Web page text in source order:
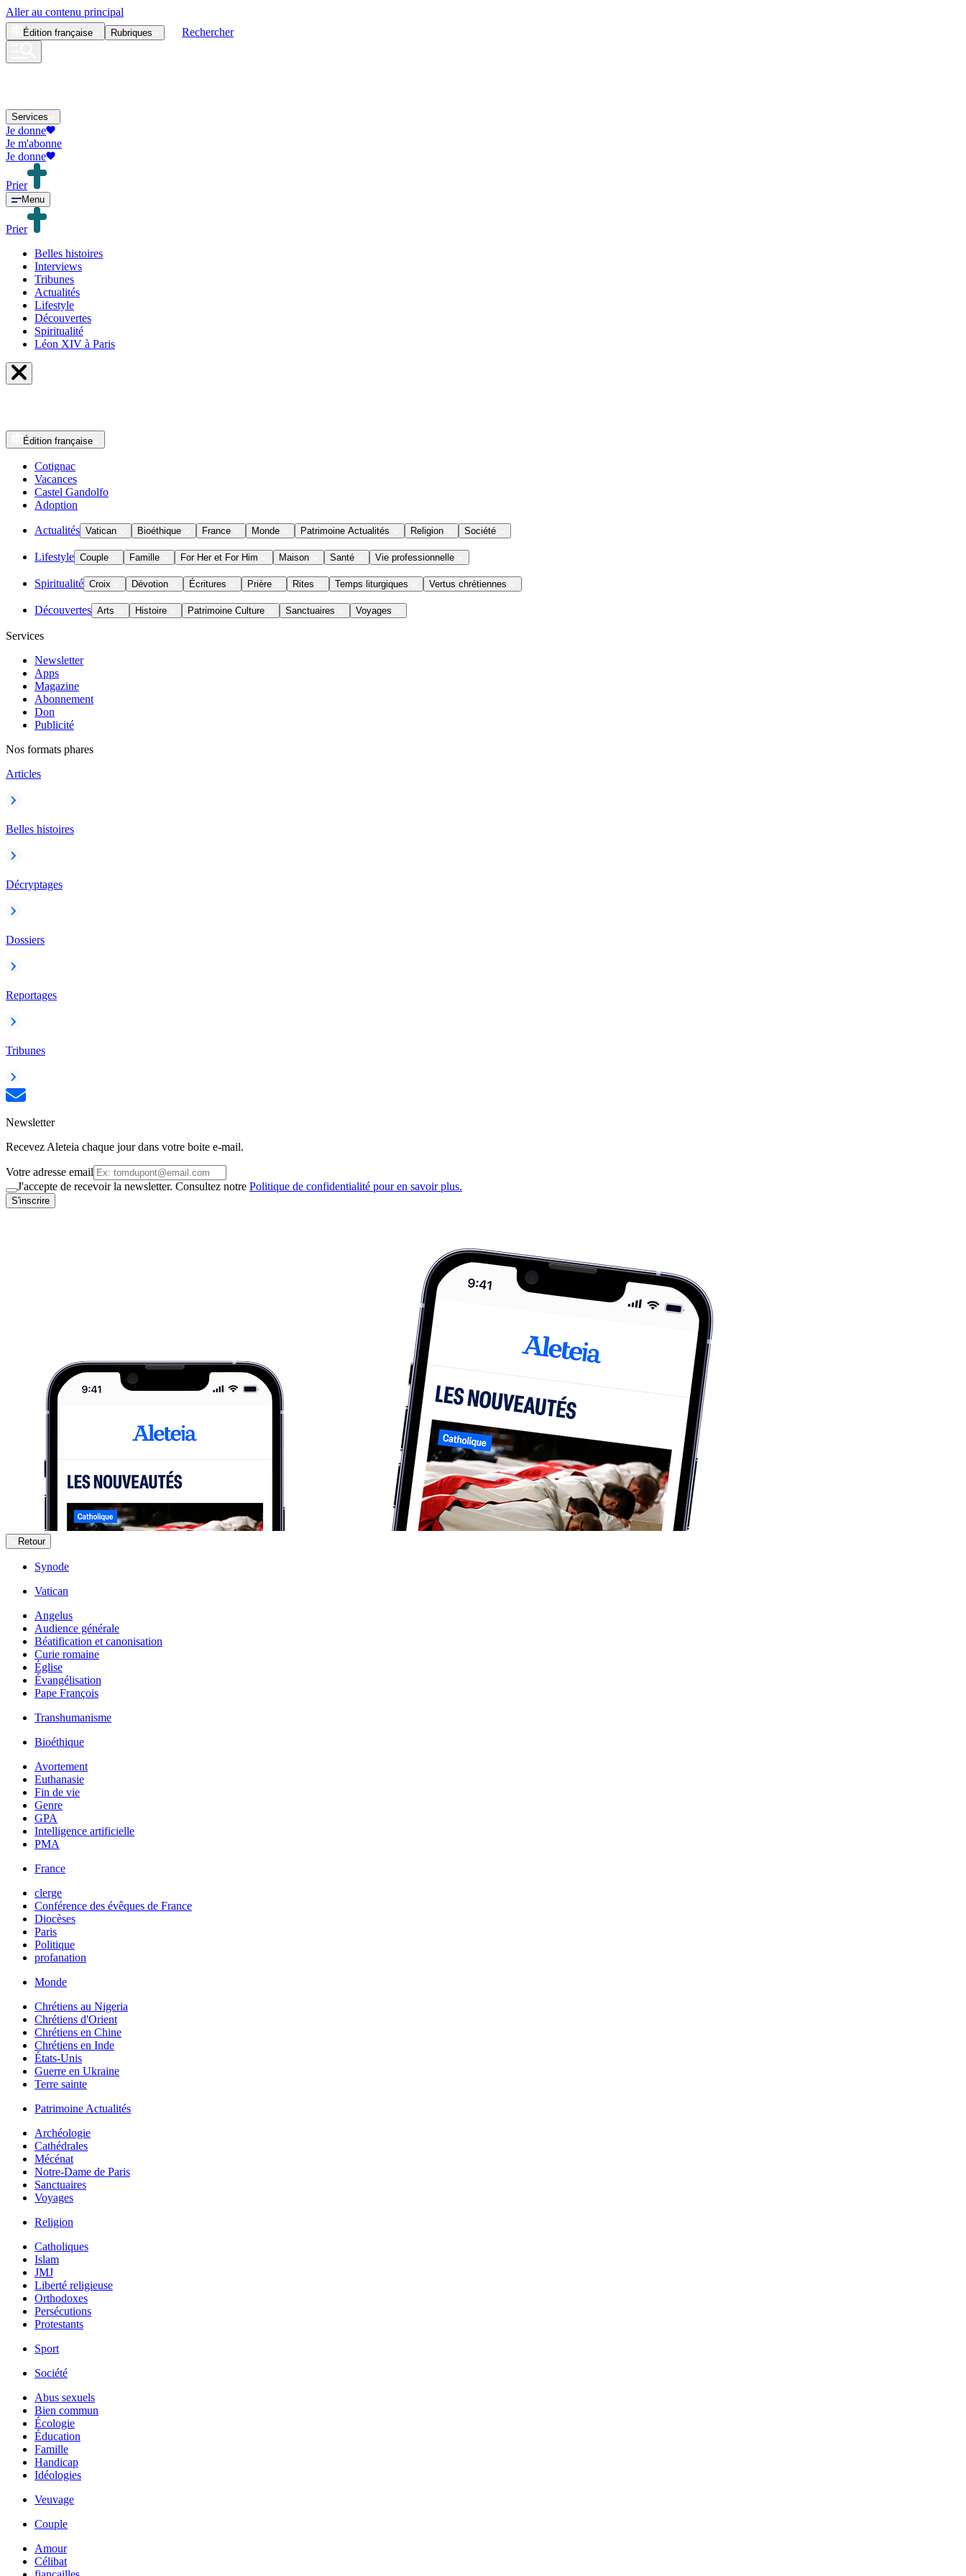
Aller au contenu principal
Édition française Rubriques Rechercher
Services
Je donne
Je m'abonne
Je donne
Prier
Menu
Prier
Belles histoires
Interviews
Tribunes
Actualités
Lifestyle
Découvertes
Spiritualité
Léon XIV à Paris
Édition française
Cotignac
Vacances
Castel Gandolfo
Adoption
Actualités Vatican Bioéthique France Monde Patrimoine Actualités Religion Société
Lifestyle Couple Famille For Her et For Him Maison Santé Vie professionnelle
Spiritualité Croix Dévotion Écritures Prière Rites Temps liturgiques Vertus chrétiennes
Découvertes Arts Histoire Patrimoine Culture Sanctuaires Voyages
Services
Newsletter
Apps
Magazine
Abonnement
Don
Publicité
Nos formats phares
Articles
Belles histoires
Décryptages
Dossiers
Reportages
Tribunes
Newsletter
Recevez Aleteia chaque jour dans votre boite e-mail.
Votre adresse email
J'accepte de recevoir la newsletter. Consultez notre Politique de confidentialité pour en savoir plus.
S'inscrire
Retour
Synode
Vatican
Angelus
Audience générale
Béatification et canonisation
Curie romaine
Église
Évangélisation
Pape François
Transhumanisme
Bioéthique
Avortement
Euthanasie
Fin de vie
Genre
GPA
Intelligence artificielle
PMA
France
clerge
Conférence des évêques de France
Diocèses
Paris
Politique
profanation
Monde
Chrétiens au Nigeria
Chrétiens d'Orient
Chrétiens en Chine
Chrétiens en Inde
États-Unis
Guerre en Ukraine
Terre sainte
Patrimoine Actualités
Archéologie
Cathédrales
Mécénat
Notre-Dame de Paris
Sanctuaires
Voyages
Religion
Catholiques
Islam
JMJ
Liberté religieuse
Orthodoxes
Persécutions
Protestants
Sport
Société
Abus sexuels
Bien commun
Écologie
Éducation
Famille
Handicap
Idéologies
Veuvage
Couple
Amour
Célibat